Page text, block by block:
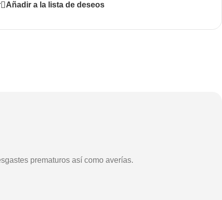
Añadir a la lista de deseos
prematuros así como averías.